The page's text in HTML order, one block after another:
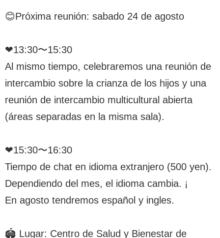
😊Próxima reunión: sabado 24 de agosto
❤︎13:30〜15:30
Al mismo tiempo, celebraremos una reunión de
intercambio sobre la crianza de los hijos y una
reunión de intercambio multicultural abierta
(áreas separadas en la misma sala).
❤︎15:30〜16:30
Tiempo de chat en idioma extranjero (500 yen).
Dependiendo del mes, el idioma cambia. ¡
En agosto tendremos español y ingles.
🏟️ Lugar: Centro de Salud y Bienestar de